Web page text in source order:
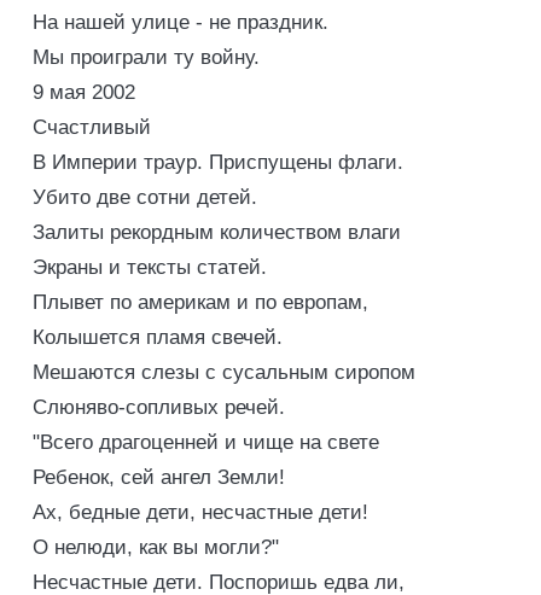
На нашей улице - не праздник.
Мы проиграли ту войну.
9 мая 2002
Счастливый
В Империи траур. Приспущены флаги.
Убито две сотни детей.
Залиты рекордным количеством влаги
Экраны и тексты статей.
Плывет по америкам и по европам,
Колышется пламя свечей.
Мешаются слезы с сусальным сиропом
Слюняво-сопливых речей.
"Всего драгоценней и чище на свете
Ребенок, сей ангел Земли!
Ах, бедные дети, несчастные дети!
О нелюди, как вы могли?"
Несчастные дети. Поспоришь едва ли,